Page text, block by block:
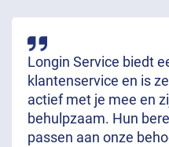
Longin Service biedt
klantenservice en is
actief met je mee en
behulpzaam. Hun
passen aan onze